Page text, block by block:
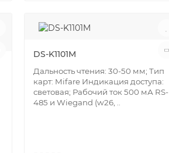
DS-K1101M
Дальность чтения: 30-50 мм; Тип
карт: Mifare Индикация доступа:
световая; Рабочий ток 500 мА RS-
485 и Wiegand (w26, ..